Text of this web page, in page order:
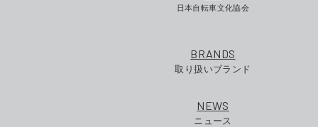
日本自転車文化協会
BRANDS
取り扱いブランド
NEWS
ニュース